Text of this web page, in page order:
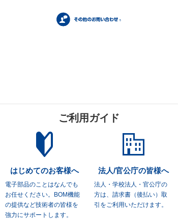
ご利用ガイド
はじめてのお客様へ
電子部品のことはなんでも
お任せください。
BOM機能
の提供など技術者の皆様を
強力にサポートします。
法人/官公庁の皆様へ
法人・学校法人・官公庁の
方は、 請求書（後払い）取
引をご利用いただけます。